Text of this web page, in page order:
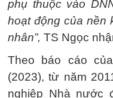
phụ thuộc vào
hoạt động của nền
nhân”, TS Ngọc
Theo báo cáo
(2023), từ năm
nghiệp Nhà nước